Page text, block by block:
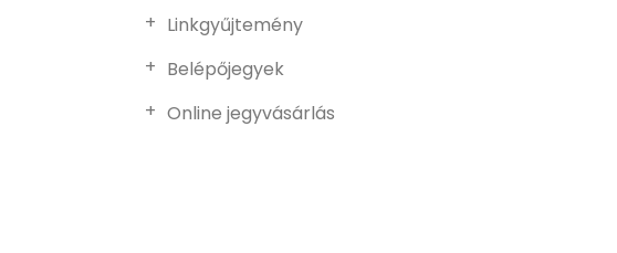
Linkgyűjtemény
Belépőjegyek
Online jegyvásárlás